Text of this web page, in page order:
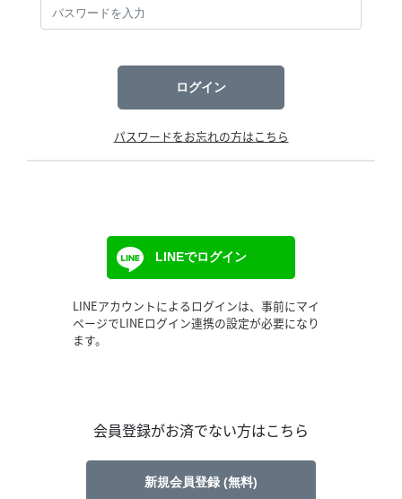
ログイン
パスワードをお忘れの方はこちら
LINEでログイン
LINEアカウントによるログインは、事前にマイ
ページでLINEログイン連携の設定が必要になり
ます。
会員登録がお済でない方はこちら
新規会員登録 (無料)